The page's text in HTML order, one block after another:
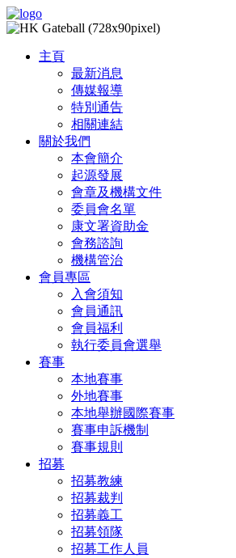
主頁
最新消息
傳媒報導
特別通告
相關連結
關於我們
本會簡介
起源發展
會章及機構文件
委員會名單
康文署資助金
會務諮詢
機構管治
會員專區
入會須知
會員通訊
會員福利
執行委員會選舉
賽事
本地賽事
外地賽事
本地舉辦國際賽事
賽事申訴機制
賽事規則
招募
招募教練
招募裁判
招募義工
招募領隊
招募工作人員